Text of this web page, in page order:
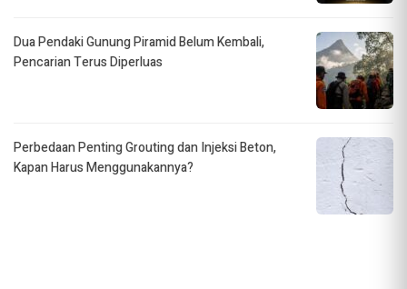
Dua Pendaki Gunung Piramid Belum Kembali,
Pencarian Terus Diperluas
Perbedaan Penting Grouting dan Injeksi Beton,
Kapan Harus Menggunakannya?